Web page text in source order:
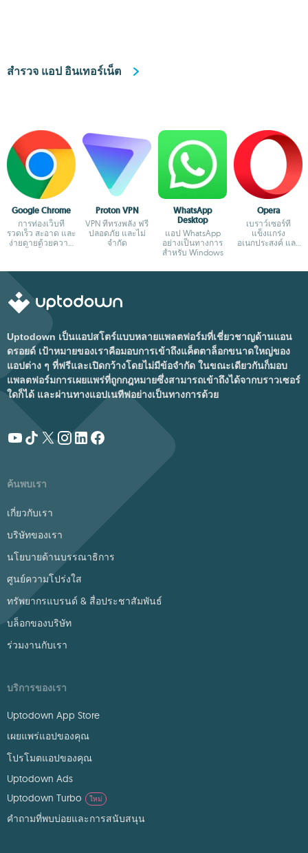
สำรวจ แอป อินเทอร์เน็ต
Google Chrome
การท่องเว็บที่
รวดเร็ว สะอาด และ
ง่ายดายด้วยความ
Proton VPN
VPN ที่ทรงพลัง ฟรี
ปลอดภัย และไม่
จำกัด
WhatsApp
Desktop
แอป WhatsApp
อย่างเป็นทางการ
สำหรับ Windows
Opera
เบราว์เซอร์ที่
แข็งแกร่ง
อเนกประสงค์ และ
Uptodown เป็นแอปสโตร์แบบหลายแพลตฟอร์มที่เชี่ยวชาญด้านแอน
ดรอยด์ เป้าหมายของเราคือมอบการเข้าถึงแค็ตตาล็อกขนาดใหญ่ของ
แอปต่าง ๆ ที่ฟรีและเปิดกว้างโดยไม่มีข้อจำกัด ในขณะเดียวกันก็มอบ
แพลตฟอร์มการเผยแพร่ที่ถูกกฎหมายซึ่งสามารถเข้าถึงได้จากบราวเซอร์
ใดก็ได้ และผ่านทางแอปเนทีฟอย่างเป็นทางการด้วย
ค้นพบเรา
เกี่ยวกับเรา
บริษัทของเรา
นโยบายด้านบรรณาธิการ
ศูนย์ความโปร่งใส
ทรัพยากรแบรนด์ & สื่อประชาสัมพันธ์
บล็อกของบริษัท
ร่วมงานกับเรา
บริการของเรา
Uptodown App Store
เผยแพร่แอปของคุณ
โปรโมตแอปของคุณ
Uptodown Ads
Uptodown Turbo
ใหม่
คำถามที่พบบ่อยและการสนับสนุน